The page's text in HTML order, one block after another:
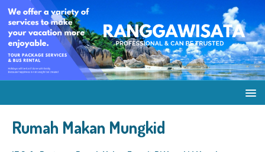
Rumah Makan Mungkid